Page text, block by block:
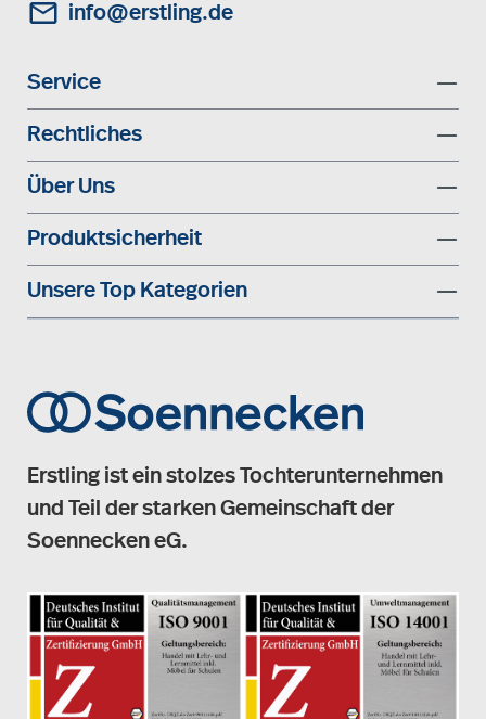
info@erstling.de
Service
Rechtliches
Über Uns
Produktsicherheit
Unsere Top Kategorien
Erstling ist ein stolzes Tochterunternehmen
und Teil der starken Gemeinschaft der
Soennecken eG.